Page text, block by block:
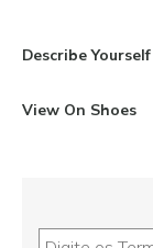
Describe Yourself
View On Shoes